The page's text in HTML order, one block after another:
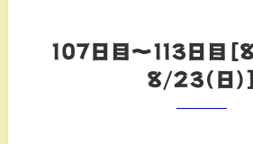
107日目～113日目
8/23(日)]